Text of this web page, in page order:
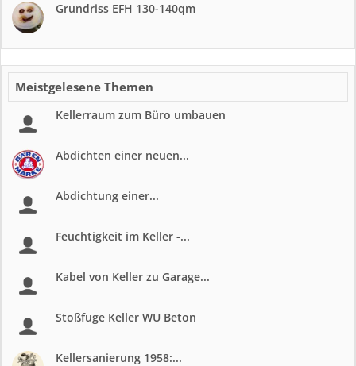
Grundriss EFH 130-140qm
Meistgelesene Themen
Kellerraum zum Büro umbauen
Abdichten einer neuen...
Abdichtung einer...
Feuchtigkeit im Keller -...
Kabel von Keller zu Garage...
Stoßfuge Keller WU Beton
Kellersanierung 1958:...